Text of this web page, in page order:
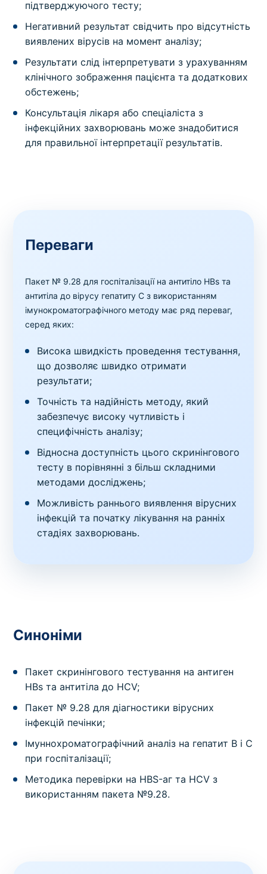
підтверджуючого тесту;
Негативний результат свідчить про відсутність
виявлених вірусів на момент аналізу;
Результати слід інтерпретувати з урахуванням
клінічного зображення пацієнта та додаткових
обстежень;
Консультація лікаря або спеціаліста з
інфекційних захворювань може знадобитися
для правильної інтерпретації результатів.
Переваги
Пакет № 9.28 для госпіталізації на антитіло HBs та
антитіла до вірусу гепатиту C з використанням
імунокроматографічного методу має ряд переваг,
серед яких:
Висока швидкість проведення тестування,
що дозволяє швидко отримати
результати;
Точність та надійність методу, який
забезпечує високу чутливість і
специфічність аналізу;
Відносна доступність цього скринінгового
тесту в порівнянні з більш складними
методами досліджень;
Можливість раннього виявлення вірусних
інфекцій та початку лікування на ранніх
стадіях захворювань.
Синоніми
Пакет скринінгового тестування на антиген
HBs та антитіла до HCV;
Пакет № 9.28 для діагностики вірусних
інфекцій печінки;
Імуннохроматографічний аналіз на гепатит B і C
при госпіталізації;
Методика перевірки на HBS-аг та HCV з
використанням пакета №9.28.